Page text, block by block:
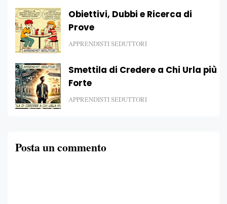
Obiettivi, Dubbi e Ricerca di
Prove
APPRENDISTI SEDUTTORI
Smettila di Credere a Chi Urla più
Forte
APPRENDISTI SEDUTTORI
Posta un commento